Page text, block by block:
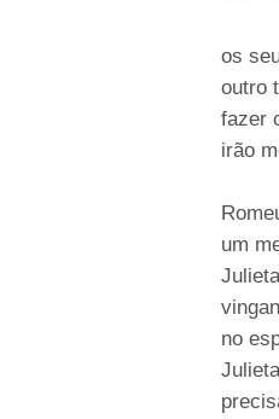
os
outro
fazer
irão
um
no